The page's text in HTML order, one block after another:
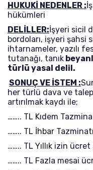
HUKUKİ NEDENLER :
hükümleri
DELİLLER:İşyeri sicil
bordoları, işyeri şahsi
ihtarnameler, yazılı
tutanağı, tanık
türlü yasal delil.
SONUÇ VE İSTEM :
her türlü dava ve talep
artırılmak kaydı ile;
…….. TL Kıdem
…….. TL İhbar
…….. TL Yıllık izin ücret
…….. TL Fazla mesai